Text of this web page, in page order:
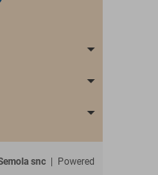
snc | Powered